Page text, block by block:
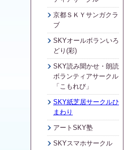
京都ＳＫＹサンガクラ
ブ
SKYオールボランいろ
どり(彩)
SKY読み聞かせ・朗読
ボランティアサークル
「こもれび」
SKY紙芝居サークルひ
まわり
アートSKY塾
SKYスマホサークル